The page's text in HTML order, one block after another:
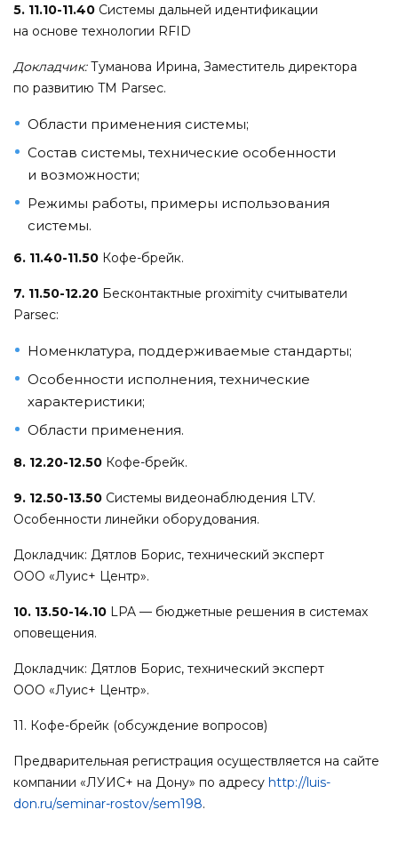
5. 11.10-11.40 Системы дальней идентификации
на основе технологии RFID
Докладчик:Туманова Ирина, Заместитель директора
по развитию TM Parsec.
Области применения системы;
Состав системы, технические особенности
и возможности;
Режимы работы, примеры использования
системы.
6. 11.40-11.50 Кофе-брейк.
7. 11.50-12.20 Бесконтактные proximity считыватели
Parsec:
Номенклатура, поддерживаемые стандарты;
Особенности исполнения, технические
характеристики;
Области применения.
8. 12.20-12.50 Кофе-брейк.
9. 12.50-13.50 Системы видеонаблюдения LTV.
Особенности линейки оборудования.
Докладчик: Дятлов Борис, технический эксперт
ООО «Луис+ Центр».
10. 13.50-14.10 LPA — бюджетные решения в системах
оповещения.
Докладчик: Дятлов Борис, технический эксперт
ООО «Луис+ Центр».
11. Кофе-брейк (обсуждение вопросов)
Предварительная регистрация осуществляется на сайте
компании «ЛУИС+ на Дону» по адресу http://luis-
don.ru/seminar-rostov/sem198.